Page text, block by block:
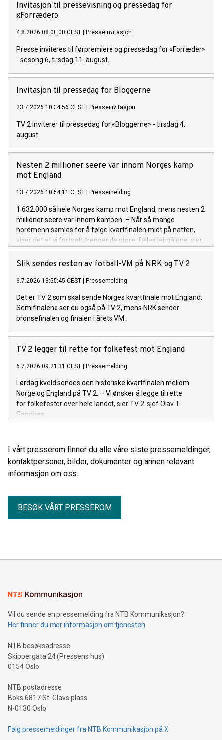
Invitasjon til pressevisning og pressedag for
«Forræder»
4.8.2026 08:00:00 CEST | Presseinvitasjon
Presse inviteres til førpremiere og pressedag for «Forræder»
- sesong 6, tirsdag 11. august.
Invitasjon til pressedag for Bloggerne
23.7.2026 10:34:56 CEST | Presseinvitasjon
TV 2 inviterer til pressedag for «Bloggerne» - tirsdag 4.
august.
Nesten 2 millioner seere var innom Norges kamp
mot England
13.7.2026 10:54:11 CEST | Pressemelding
1.632.000 så hele Norges kamp mot England, mens nesten 2
millioner seere var innom kampen. – Når så mange
nordmenn samles for å følge kvartfinalen midt på natten,
viser det at vi fortsatt trenger de store, felles leirbålene, sier
TV 2-sjef Olav T. Sandnes.
Slik sendes resten av fotball-VM på NRK og TV 2
6.7.2026 13:55:45 CEST | Pressemelding
Det er TV 2 som skal sende Norges kvartfinale mot England.
Semifinalene ser du også på TV 2, mens NRK sender
bronsefinalen og finalen i årets VM.
TV 2 legger til rette for folkefest mot England
6.7.2026 09:21:31 CEST | Pressemelding
Lørdag kveld sendes den historiske kvartfinalen mellom
Norge og England på TV 2. – Vi ønsker å legge til rette
for folkefester over hele landet, sier TV 2-sjef Olav T.
Sandnes.
I vårt presserom finner du alle våre siste pressemeldinger,
kontaktpersoner, bilder, dokumenter og annen relevant
informasjon om oss.
BESØK VÅRT PRESSEROM
Vil du sende en pressemelding fra NTB Kommunikasjon?
Her finner du mer informasjon om tjenesten
NTB besøksadresse
Skippergata 24 (Pressens hus)
0154 Oslo
NTB postadresse
Boks 6817 St. Olavs plass
N-0130 Oslo
Følg pressemeldinger fra NTB Kommunikasjon på X